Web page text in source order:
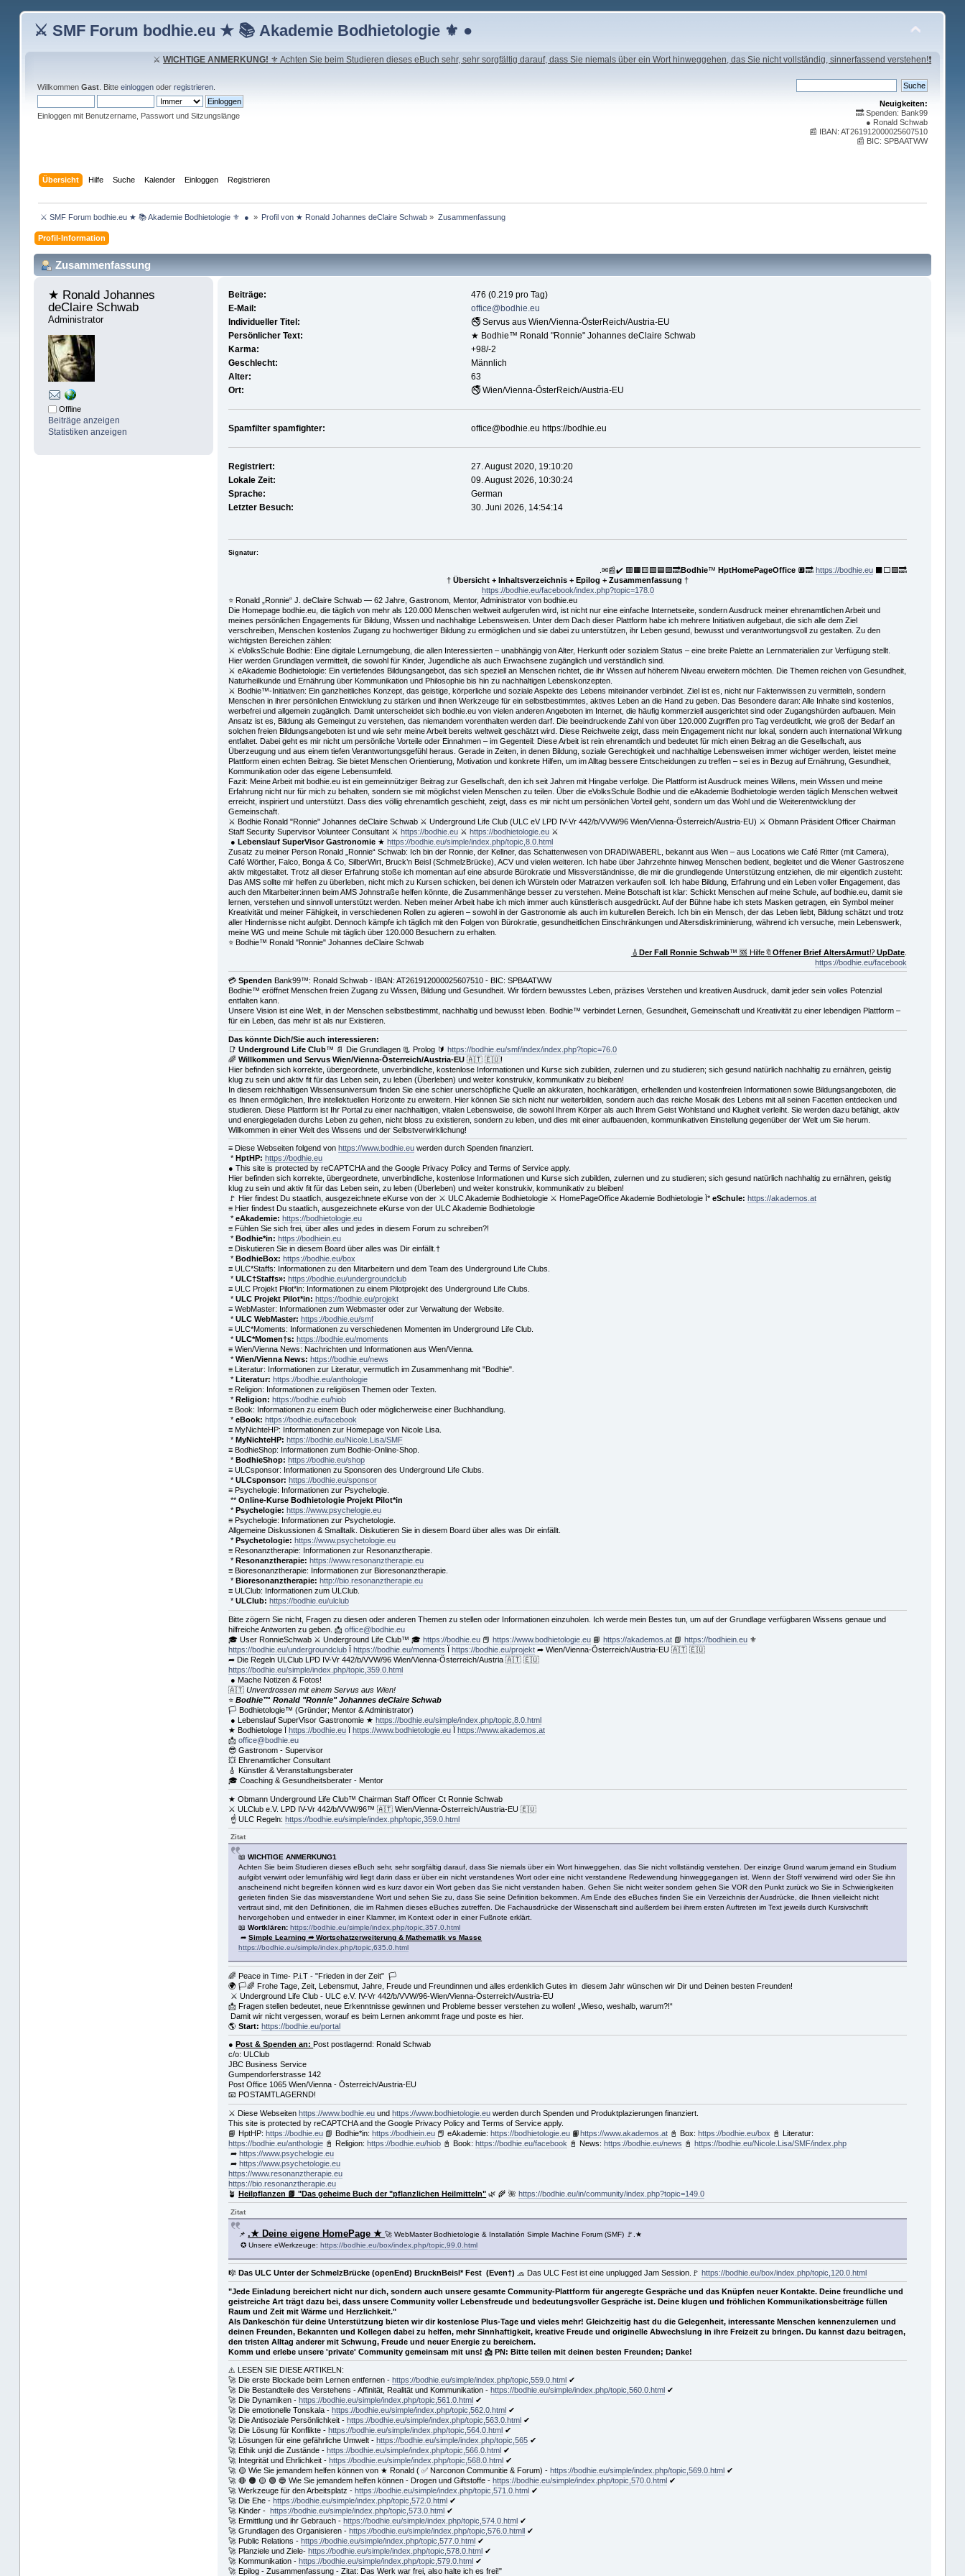
⚔ SMF Forum bodhie.eu ★ 📚 Akademie Bodhietologie ⚜ ●
⚔WICHTIGE ANMERKUNG! ⚜ Achten Sie beim Studieren dieses eBuch sehr, sehr sorgfältig darauf, dass Sie niemals über ein Wort hinweggehen, das Sie nicht vollständig, sinnerfassend verstehen!❗
Willkommen Gast. Bitte einloggenoder registrieren.
Einloggen mit Benutzername, Passwort und Sitzungslänge
Neuigkeiten:
🔜 Spenden: Bank99
● Ronald Schwab
📰 IBAN: AT261912000025607510
📰 BIC: SPBAATWW
Übersicht Hilfe Suche Kalender Einloggen Registrieren
⚔ SMF Forum bodhie.eu ★ 📚 Akademie Bodhietologie ⚜  ● » Profil von ★ Ronald Johannes deClaire Schwab » Zusammenfassung
Profil-Information
Zusammenfassung
★ Ronald Johannes
deClaire Schwab
Administrator
Offline
Beiträge anzeigen
Statistiken anzeigen
Beiträge:
476 (0.219 pro Tag)
E-Mail:
office@bodhie.eu
Individueller Titel:
🚭 Servus aus Wien/Vienna-ÖsterReich/Austria-EU
Persönlicher Text:
★ Bodhie™ Ronald "Ronnie" Johannes deClaire Schwab
Karma:
+98/-2
Geschlecht:
Männlich
Alter:
63
Ort:
🚭 Wien/Vienna-ÖsterReich/Austria-EU
Spamfilter spamfighter: office@bodhie.eu https://bodhie.eu
Registriert:
27. August 2020, 19:10:20
Lokale Zeit:
09. August 2026, 10:30:24
Sprache:
German
Letzter Besuch:
30. Juni 2026, 14:54:14
Signatur:
.✉📰✔️ 🟥🟧🟨🟩🟦🟪🔜Bodhie™ HptHomePageOffice🔲🔜 https://bodhie.eu⬛️⬜️🟪🔜
† Übersicht + Inhaltsverzeichnis + Epilog + Zusammenfassung †
https://bodhie.eu/facebook/index.php?topic=178.0
⭐️ Ronald „Ronnie“ J. deClaire Schwab — 62 Jahre, Gastronom, Mentor, Administrator von bodhie.eu
Die Homepage bodhie.eu, die täglich von mehr als 120.000 Menschen weltweit aufgerufen wird, ist nicht nur eine einfache Internetseite, sondern Ausdruck meiner ehrenamtlichen Arbeit und
meines persönlichen Engagements für Bildung, Wissen und nachhaltige Lebensweisen. Unter dem Dach dieser Plattform habe ich mehrere Initiativen aufgebaut, die sich alle dem Ziel
verschreiben, Menschen kostenlos Zugang zu hochwertiger Bildung zu ermöglichen und sie dabei zu unterstützen, ihr Leben gesund, bewusst und verantwortungsvoll zu gestalten. Zu den
wichtigsten Bereichen zählen:
⚔ eVolksSchule Bodhie: Eine digitale Lernumgebung, die allen Interessierten – unabhängig von Alter, Herkunft oder sozialem Status – eine breite Palette an Lernmaterialien zur Verfügung stellt.
Hier werden Grundlagen vermittelt, die sowohl für Kinder, Jugendliche als auch Erwachsene zugänglich und verständlich sind.
⚔ eAkademie Bodhietologie: Ein vertiefendes Bildungsangebot, das sich speziell an Menschen richtet, die ihr Wissen auf höherem Niveau erweitern möchten. Die Themen reichen von Gesundheit,
Naturheilkunde und Ernährung über Kommunikation und Philosophie bis hin zu nachhaltigen Lebenskonzepten.
⚔ Bodhie™-Initiativen: Ein ganzheitliches Konzept, das geistige, körperliche und soziale Aspekte des Lebens miteinander verbindet. Ziel ist es, nicht nur Faktenwissen zu vermitteln, sondern
Menschen in ihrer persönlichen Entwicklung zu stärken und ihnen Werkzeuge für ein selbstbestimmtes, aktives Leben an die Hand zu geben. Das Besondere daran: Alle Inhalte sind kostenlos,
werbefrei und allgemein zugänglich. Damit unterscheidet sich bodhie.eu von vielen anderen Angeboten im Internet, die häufig kommerziell ausgerichtet sind oder Zugangshürden aufbauen. Mein
Ansatz ist es, Bildung als Gemeingut zu verstehen, das niemandem vorenthalten werden darf. Die beeindruckende Zahl von über 120.000 Zugriffen pro Tag verdeutlicht, wie groß der Bedarf an
solchen freien Bildungsangeboten ist und wie sehr meine Arbeit bereits weltweit geschätzt wird. Diese Reichweite zeigt, dass mein Engagement nicht nur lokal, sondern auch international Wirkung
entfaltet. Dabei geht es mir nicht um persönliche Vorteile oder Einnahmen – im Gegenteil: Diese Arbeit ist rein ehrenamtlich und bedeutet für mich einen Beitrag an die Gesellschaft, aus
Überzeugung und aus einem tiefen Verantwortungsgefühl heraus. Gerade in Zeiten, in denen Bildung, soziale Gerechtigkeit und nachhaltige Lebensweisen immer wichtiger werden, leistet meine
Plattform einen echten Beitrag. Sie bietet Menschen Orientierung, Motivation und konkrete Hilfen, um im Alltag bessere Entscheidungen zu treffen – sei es in Bezug auf Ernährung, Gesundheit,
Kommunikation oder das eigene Lebensumfeld.
Fazit: Meine Arbeit mit bodhie.eu ist ein gemeinnütziger Beitrag zur Gesellschaft, den ich seit Jahren mit Hingabe verfolge. Die Plattform ist Ausdruck meines Willens, mein Wissen und meine
Erfahrung nicht nur für mich zu behalten, sondern sie mit möglichst vielen Menschen zu teilen. Über die eVolksSchule Bodhie und die eAkademie Bodhietologie werden täglich Menschen weltweit
erreicht, inspiriert und unterstützt. Dass dies völlig ehrenamtlich geschieht, zeigt, dass es mir nicht um persönlichen Vorteil geht, sondern um das Wohl und die Weiterentwicklung der
Gemeinschaft.
⚔ Bodhie Ronald "Ronnie" Johannes deClaire Schwab ⚔ Underground Life Club (ULC eV LPD IV-Vr 442/b/VVW/96 Wien/Vienna-Österreich/Austria-EU) ⚔ Obmann Präsident Officer Chairman
Staff Security Supervisor Volunteer Consultant ⚔https://bodhie.eu ⚔https://bodhietologie.eu ⚔
●Lebenslauf SuperVisor Gastronomie ★https://bodhie.eu/simple/index.php/topic,8.0.html
Zusatz zu meiner Person Ronald „Ronnie“ Schwab: Ich bin der Ronnie, der Kellner, das Schattenwesen von DRADIWABERL, bekannt aus Wien – aus Locations wie Café Ritter (mit Camera),
Café Wörther, Falco, Bonga & Co, SilberWirt, Bruck’n Beisl (SchmelzBrücke), ACV und vielen weiteren. Ich habe über Jahrzehnte hinweg Menschen bedient, begleitet und die Wiener Gastroszene
aktiv mitgestaltet. Trotz all dieser Erfahrung stoße ich momentan auf eine absurde Bürokratie und Missverständnisse, die mir die grundlegende Unterstützung entziehen, die mir eigentlich zusteht:
Das AMS sollte mir helfen zu überleben, nicht mich zu Kursen schicken, bei denen ich Würsteln oder Matratzen verkaufen soll. Ich habe Bildung, Erfahrung und ein Leben voller Engagement, das
auch den Mitarbeiter:innen beim AMS Johnstraße helfen könnte, die Zusammenhänge besser zu verstehen. Meine Botschaft ist klar: Schickt Menschen auf meine Schule, auf bodhie.eu, damit sie
lernen, verstehen und sinnvoll unterstützt werden. Neben meiner Arbeit habe ich mich immer auch künstlerisch ausgedrückt. Auf der Bühne habe ich stets Masken getragen, ein Symbol meiner
Kreativität und meiner Fähigkeit, in verschiedenen Rollen zu agieren – sowohl in der Gastronomie als auch im kulturellen Bereich. Ich bin ein Mensch, der das Leben liebt, Bildung schätzt und trotz
aller Hindernisse nicht aufgibt. Dennoch kämpfe ich täglich mit den Folgen von Bürokratie, gesundheitlichen Einschränkungen und Altersdiskriminierung, während ich versuche, mein Lebenswerk,
meine WG und meine Schule mit täglich über 120.000 Besuchern zu erhalten.
⭐️ Bodhie™ Ronald "Ronnie" Johannes deClaire Schwab
🎸 Der Fall Ronnie Schwab™ 🆘 Hilfe🔖 Offener Brief AltersArmut⁉️ UpDate.
https://bodhie.eu/facebook
💳Spenden Bank99™: Ronald Schwab - IBAN: AT261912000025607510 - BIC: SPBAATWW
Bodhie™ eröffnet Menschen freien Zugang zu Wissen, Bildung und Gesundheit. Wir fördern bewusstes Leben, präzises Verstehen und kreativen Ausdruck, damit jeder sein volles Potenzial
entfalten kann.
Unsere Vision ist eine Welt, in der Menschen selbstbestimmt, nachhaltig und bewusst leben. Bodhie™ verbindet Lernen, Gesundheit, Gemeinschaft und Kreativität zu einer lebendigen Plattform –
für ein Leben, das mehr ist als nur Existieren.
Das könnte Dich/Sie auch interessieren:
📑Underground Life Club™ 📄 Die Grundlagen 📃 Prolog 🔰https://bodhie.eu/smf/index/index.php?topic=76.0
🌈Willkommen und Servus Wien/Vienna-Österreich/Austria-EU 🇦🇹 🇪🇺!
Hier befinden sich korrekte, übergeordnete, unverbindliche, kostenlose Informationen und Kurse sich zubilden, zulernen und zu studieren; sich gesund natürlich nachhaltig zu ernähren, geistig
klug zu sein und aktiv fit für das Leben sein, zu leben (Überleben) und weiter konstrukiv, kommunikativ zu bleiben!
In diesem reichhaltigen Wissensuniversum finden Sie eine schier unerschöpfliche Quelle an akkuraten, hochkarätigen, erhellenden und kostenfreien Informationen sowie Bildungsangeboten, die
es Ihnen ermöglichen, Ihre intellektuellen Horizonte zu erweitern. Hier können Sie sich nicht nur weiterbilden, sondern auch das reiche Mosaik des Lebens mit all seinen Facetten entdecken und
studieren. Diese Plattform ist Ihr Portal zu einer nachhaltigen, vitalen Lebensweise, die sowohl Ihrem Körper als auch Ihrem Geist Wohlstand und Klugheit verleiht. Sie werden dazu befähigt, aktiv
und energiegeladen durchs Leben zu gehen, nicht bloss zu existieren, sondern zu leben, und dies mit einer aufbauenden, kommunikativen Einstellung gegenüber der Welt um Sie herum.
Willkommen in einer Welt des Wissens und der Selbstverwirklichung!
≡ Diese Webseiten folgend von https://www.bodhie.eu werden durch Spenden finanziert.
* HptHP: https://bodhie.eu
● This site is protected by reCAPTCHA and the Google Privacy Policy and Terms of Service apply.
Hier befinden sich korrekte, übergeordnete, unverbindliche, kostenlose Informationen und Kurse sich zubilden, zulernen und zu studieren; sich gesund natürlich nachhaltig zu ernähren, geistig
klug zu sein und aktiv fit für das Leben sein, zu leben (Überleben) und weiter konstrukiv, kommunikativ zu bleiben!
🚩 Hier findest Du staatlich, ausgezeichnete eKurse von der ⚔ ULC Akademie Bodhietologie ⚔ HomePageOffice Akademie Bodhietologie Ï*eSchule: https://akademos.at
≡ Hier findest Du staatlich, ausgezeichnete eKurse von der ULC Akademie Bodhietologie
*eAkademie: https://bodhietologie.eu
≡ Fühlen Sie sich frei, über alles und jedes in diesem Forum zu schreiben?!
* Bodhie*in: https://bodhiein.eu
≡ Diskutieren Sie in diesem Board über alles was Dir einfällt.†
* BodhieBox: https://bodhie.eu/box
≡ ULC*Staffs: Informationen zu den Mitarbeitern und dem Team des Underground Life Clubs.
*ULC†Staffs»: https://bodhie.eu/undergroundclub
≡ ULC Projekt Pilot*in: Informationen zu einem Pilotprojekt des Underground Life Clubs.
*ULC Projekt Pilot*in: https://bodhie.eu/projekt
≡ WebMaster: Informationen zum Webmaster oder zur Verwaltung der Website.
*ULC WebMaster: https://bodhie.eu/smf
≡ ULC*Moments: Informationen zu verschiedenen Momenten im Underground Life Club.
*ULC*Momen†s: https://bodhie.eu/moments
≡ Wien/Vienna News: Nachrichten und Informationen aus Wien/Vienna.
*Wien/Vienna News: https://bodhie.eu/news
≡ Literatur: Informationen zur Literatur, vermutlich im Zusammenhang mit "Bodhie".
* Literatur: https://bodhie.eu/anthologie
≡ Religion: Informationen zu religiösen Themen oder Texten.
* Religion: https://bodhie.eu/hiob
≡ Book: Informationen zu einem Buch oder möglicherweise einer Buchhandlung.
*eBook: https://bodhie.eu/facebook
≡ MyNichteHP: Informationen zur Homepage von Nicole Lisa.
* MyNichteHP: https://bodhie.eu/Nicole.Lisa/SMF
≡ BodhieShop: Informationen zum Bodhie-Online-Shop.
* BodhieShop: https://bodhie.eu/shop
≡ ULCsponsor: Informationen zu Sponsoren des Underground Life Clubs.
*ULCsponsor: https://bodhie.eu/sponsor
≡ Psychelogie: Informationen zur Psychelogie.
**Online-Kurse Bodhietologie Projekt Pilot*in
* Psychelogie: https://www.psychelogie.eu
≡ Psychelogie: Informationen zur Psychetologie.
Allgemeine Diskussionen & Smalltalk. Diskutieren Sie in diesem Board über alles was Dir einfällt.
* Psychetologie: https://www.psychetologie.eu
≡ Resonanztherapie: Informationen zur Resonanztherapie.
* Resonanztherapie: https://www.resonanztherapie.eu
≡ Bioresonanztherapie: Informationen zur Bioresonanztherapie.
* Bioresonanztherapie: http://bio.resonanztherapie.eu
≡ ULClub: Informationen zum ULClub.
*ULClub: https://bodhie.eu/ulclub
Bitte zögern Sie nicht, Fragen zu diesen oder anderen Themen zu stellen oder Informationen einzuholen. Ich werde mein Bestes tun, um auf der Grundlage verfügbaren Wissens genaue und
hilfreiche Antworten zu geben. 📩office@bodhie.eu
🎓 User RonnieSchwab ⚔ Underground Life Club™ 🎓https://bodhie.eu 📕https://www.bodhietologie.eu 📘https://akademos.at 📗https://bodhiein.eu ⚜
https://bodhie.eu/undergroundclub Ïhttps://bodhie.eu/moments Ïhttps://bodhie.eu/projekt ➦ Wien/Vienna-Österreich/Austria-EU 🇦🇹 🇪🇺
➦ Die Regeln ULClub LPD IV-Vr 442/b/VVW/96 Wien/Vienna-Österreich/Austria 🇦🇹 🇪🇺
https://bodhie.eu/simple/index.php/topic,359.0.html
● Mache Notizen & Fotos!
🇦🇹Unverdrossen mit einem Servus aus Wien!
⭐️Bodhie™ Ronald "Ronnie" Johannes deClaire Schwab
🏳 Bodhietologie™ (Gründer; Mentor & Administrator)
● Lebenslauf SuperVisor Gastronomie ★https://bodhie.eu/simple/index.php/topic,8.0.html
★ Bodhietologe Ïhttps://bodhie.eu Ïhttps://www.bodhietologie.eu Ïhttps://www.akademos.at
📩office@bodhie.eu
😎 Gastronom - Supervisor
💥 Ehrenamtlicher Consultant
🎸 Künstler & Veranstaltungsberater
🎓 Coaching & Gesundheitsberater - Mentor
★ Obmann Underground Life Club™ Chairman Staff Officer Ct Ronnie Schwab
⚔ ULClub e.V. LPD IV-Vr 442/b/VVW/96™ 🇦🇹 Wien/Vienna-Österreich/Austria-EU 🇪🇺
☝ ULC Regeln:https://bodhie.eu/simple/index.php/topic,359.0.html
Zitat
📖WICHTIGE ANMERKUNG1
Achten Sie beim Studieren dieses eBuch sehr, sehr sorgfältig darauf, dass Sie niemals über ein Wort hinweggehen, das Sie nicht vollständig verstehen. Der einzige Grund warum jemand ein Studium
aufgibt verwirrt oder lernunfähig wird liegt darin dass er über ein nicht verstandenes Wort oder eine nicht verstandene Redewendung hinweggegangen ist. Wenn der Stoff verwirrend wird oder Sie ihn
anscheinend nicht begreifen können wird es kurz davor ein Wort geben das Sie nicht verstanden haben. Gehen Sie nicht weiter sondern gehen Sie VOR den Punkt zurück wo Sie in Schwierigkeiten
gerieten finden Sie das missverstandene Wort und sehen Sie zu, dass Sie seine Definition bekommen. Am Ende des eBuches finden Sie ein Verzeichnis der Ausdrücke, die Ihnen vielleicht nicht
vertraut sind, mit den Definitionen, die im Rahmen dieses eBuches zutreffen. Die Fachausdrücke der Wissenschaft sind außerdem bei ihrem ersten Auftreten im Text jeweils durch Kursivschrift
hervorgehoben und entweder in einer Klammer, im Kontext oder in einer Fußnote erklärt.
📖Wortklären: https://bodhie.eu/simple/index.php/topic,357.0.html
➦Simple Learning ➦ Wortschatzerweiterung & Mathematik vs Masse
https://bodhie.eu/simple/index.php/topic,635.0.html
🌈 Peace in Time- P.i.T - "Frieden in der Zeit" 🏳
🌍 🏳🌈 Frohe Tage, Zeit, Lebensmut, Jahre, Freude und Freundinnen und alles erdenklich Gutes im diesem Jahr wünschen wir Dir und Deinen besten Freunden!
⚔ Underground Life Club - ULC e.V. IV-Vr 442/b/VVW/96-Wien/Vienna-Österreich/Austria-EU
📩 Fragen stellen bedeutet, neue Erkenntnisse gewinnen und Probleme besser verstehen zu wollen! „Wieso, weshalb, warum?!“
Damit wir nicht vergessen, worauf es beim Lernen ankommt frage und poste es hier.
🌎Start: https://bodhie.eu/portal
● Post & Spenden an: Post postlagernd: Ronald Schwab
c/o: ULClub
JBC Business Service
Gumpendorferstrasse 142
Post Office 1065 Wien/Vienna - Österreich/Austria-EU
📧 POSTAMTLAGERND!
⚔ Diese Webseitenhttps://www.bodhie.eu undhttps://www.bodhietologie.eu werden durch Spenden und Produktplazierungen finanziert.
This site is protected by reCAPTCHA and the Google Privacy Policy and Terms of Service apply.
📘 HptHP:https://bodhie.eu 📗 Bodhie*in:https://bodhiein.eu 📕 eAkademie:https://bodhietologie.eu 📙https://www.akademos.at 📓 Box:https://bodhie.eu/box 📓 Literatur:
https://bodhie.eu/anthologie 📓 Religion:https://bodhie.eu/hiob 📓 Book:https://bodhie.eu/facebook 📓 News:https://bodhie.eu/news 📓https://bodhie.eu/Nicole.Lisa/SMF/index.php
➦https://www.psychelogie.eu
➦https://www.psychetologie.eu
https://www.resonanztherapie.eu
https://bio.resonanztherapie.eu
🪴Heilpflanzen 📗 "Das geheime Buch der "pflanzlichen Heilmitteln" 🌿 🌾 🌺https://bodhie.eu/in/community/index.php?topic=149.0
Zitat
📌.★ Deine eigene HomePage ★🚀 WebMaster Bodhietologie & Installatión Simple Machine Forum (SMF) 🚩.★
✪ Unsere eWerkzeuge:https://bodhie.eu/box/index.php/topic,99.0.html
🎼Das ULC Unter der SchmelzBrücke (openEnd) BrucknBeisl* Fest (Even†) 🧢 Das ULC Fest ist eine unplugged Jam Session.🚩https://bodhie.eu/box/index.php/topic,120.0.html
"Jede Einladung bereichert nicht nur dich, sondern auch unsere gesamte Community-Plattform für angeregte Gespräche und das Knüpfen neuer Kontakte. Deine freundliche und
geistreiche Art trägt dazu bei, dass unsere Community voller Lebensfreude und bedeutungsvoller Gespräche ist. Deine klugen und fröhlichen Kommunikationsbeiträge füllen
Raum und Zeit mit Wärme und Herzlichkeit."
Als Dankeschön für deine Unterstützung bieten wir dir kostenlose Plus-Tage und vieles mehr! Gleichzeitig hast du die Gelegenheit, interessante Menschen kennenzulernen und
deinen Freunden, Bekannten und Kollegen dabei zu helfen, mehr Sinnhaftigkeit, kreative Freude und originelle Abwechslung in ihre Freizeit zu bringen. Du kannst dazu beitragen,
den tristen Alltag anderer mit Schwung, Freude und neuer Energie zu bereichern.
Komm und erlebe unsere 'private' Community gemeinsam mit uns! 📩 PN: Bitte teilen mit deinen besten Freunden; Danke!
⚠️ LESEN SIE DIESE ARTIKELN:
🚀 Die erste Blockade beim Lernen entfernen - https://bodhie.eu/simple/index.php/topic,559.0.html ✔
🚀 Die Bestandteile des Verstehens - Affinität, Realität und Kommunikation - https://bodhie.eu/simple/index.php/topic,560.0.html ✔
🚀 Die Dynamiken - https://bodhie.eu/simple/index.php/topic,561.0.html ✔
🚀 Die emotionelle Tonskala - https://bodhie.eu/simple/index.php/topic,562.0.html ✔
🚀 Die Antisoziale Persönlichkeit - https://bodhie.eu/simple/index.php/topic,563.0.html ✔
🚀 Die Lösung für Konflikte - https://bodhie.eu/simple/index.php/topic,564.0.html ✔
🚀 Lösungen für eine gefährliche Umwelt - https://bodhie.eu/simple/index.php/topic,565 ✔
🚀 Ethik unjd die Zustände - https://bodhie.eu/simple/index.php/topic,566.0.html ✔
🚀 Integrität und Ehrlichkeit - https://bodhie.eu/simple/index.php/topic,568.0.html ✔
🚀 🟡 Wie Sie jemandem helfen können von ★ Ronald ( ✅ Narconon Communitie & Forum) - https://bodhie.eu/simple/index.php/topic,569.0.html ✔
🚀 🔴 🟠 🟡 🟢 🔵 Wie Sie jemandem helfen können - Drogen und Giftstoffe - https://bodhie.eu/simple/index.php/topic,570.0.html ✔
🚀 Werkzeuge für den Arbeitsplatz - https://bodhie.eu/simple/index.php/topic,571.0.html ✔
🚀 Die Ehe - https://bodhie.eu/simple/index.php/topic,572.0.html ✔
🚀 Kinder - https://bodhie.eu/simple/index.php/topic,573.0.html ✔
🚀 Ermittlung und ihr Gebrauch - https://bodhie.eu/simple/index.php/topic,574.0.html ✔
🚀 Grundlagen des Organisieren - https://bodhie.eu/simple/index.php/topic,576.0.htmll
✔
🚀 Public Relations - https://bodhie.eu/simple/index.php/topic,577.0.html ✔
🚀 Planziele und Ziele- https://bodhie.eu/simple/index.php/topic,578.0.html ✔
🚀 Kommunikation - https://bodhie.eu/simple/index.php/topic,579.0.html ✔
🚀 Epilog - Zusammenfassung - Zitat: Das Werk war frei, also halte ich es frei!"